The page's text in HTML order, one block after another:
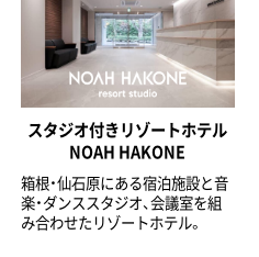
スタジオ付きリゾートホテル
NOAH HAKONE
箱根・仙石原にある宿泊施設と音
楽・ダンススタジオ、会議室を組
み合わせたリゾートホテル。